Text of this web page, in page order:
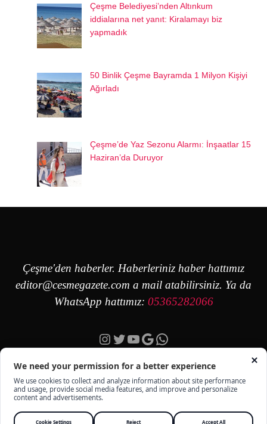
Çeşme Belediyesi’nden Altınkum
iddialarına net yanıt: Kiralamayı biz
yapmadık
50 Binlik Çeşme Bayramda 1 Milyon Kişiyi
Ağırladı
Çeşme’de Yaz Sezonu Alarmı: İnşaatlar 15
Haziran’da Duruyor
Çeşme'den haberler. Haberleriniz haber hattımız
editor@cesmegazete.com a mail atabilirsiniz. Ya da
WhatsApp hattımız: 05365282066
Instagram
Twitter
YouTube
Google
https://wa.me/